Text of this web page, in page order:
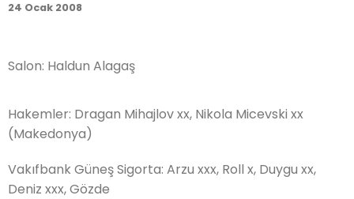
24 Ocak 2008
Salon: Haldun Alagaş
Hakemler: Dragan Mihajlov xx, Nikola Micevski xx
(Makedonya)
Vakıfbank Güneş Sigorta: Arzu xxx, Roll x, Duygu xx,
Deniz xxx, Gözde